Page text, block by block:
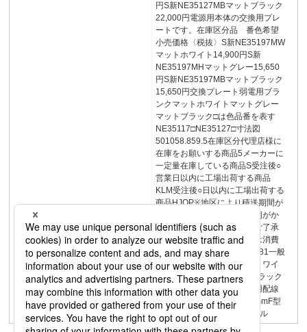
円S新NE35127MBマットブラック
22,000円電源用本体の交換用プレ
ートです。在庫区分品 番色希望
小売価格〈税抜〉S新NE35197MW
マットホワイト14,900円S新
NE35197MHマットグレー15,650
円S新NE35197MBマットブラック
15,650円交換プレート弱電用ブラ
ンクマットホワイトマットグレー
マットブラック□は色品番を表す
NE35117□NE35127□寸法図
501058.859.5在庫区分代理店様に
在庫をお願いする商品5メーカーに
一定量在庫している商品S受注後○
営業日以内に工場出荷する商品
KLM受注後○日以内に工場出荷する
商品HJOP※地区により積送期間が
異なります。状況により納期がか
かる場合がございますのでご了承
ください。希望小売価格には消費
税は含まれておりません。381一般
配線用アウトレットＥＡＳＹワイ
ヤリングS-OAタップパナトラック
床用配線器具OAタップ8床用配線
器具施設向寸法表示単位：mmF型
Sインナーコンセントシングル